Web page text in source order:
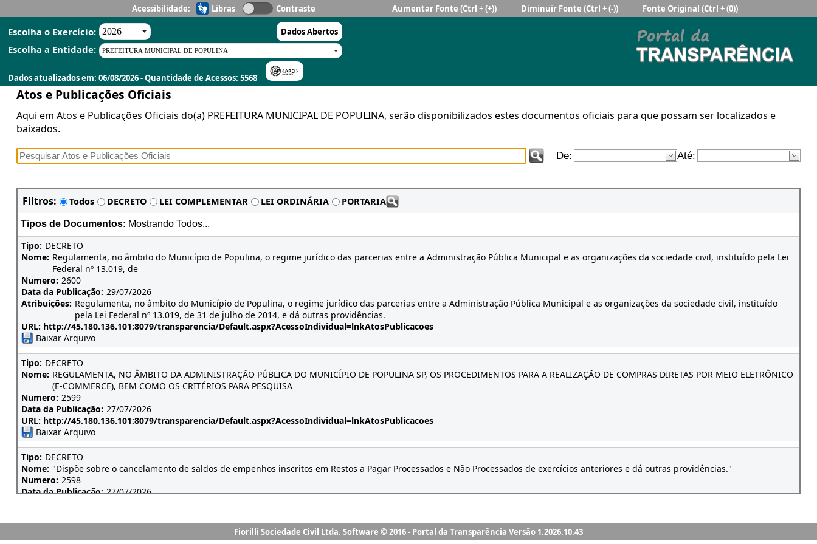
Acessibilidade: Libras Contraste Aumentar Fonte (Ctrl + (+)) Diminuir Fonte (Ctrl + (-)) Fonte Original (Ctrl + (0))
Escolha o Exercício: Dados Abertos
Escolha a Entidade:
Dados atualizados em: 06/08/2026 - Quantidade de Acessos: 5568
Fiorilli Sociedade Civil Ltda. Software © 2016 - Portal da Transparência Versão 1.2026.10.43